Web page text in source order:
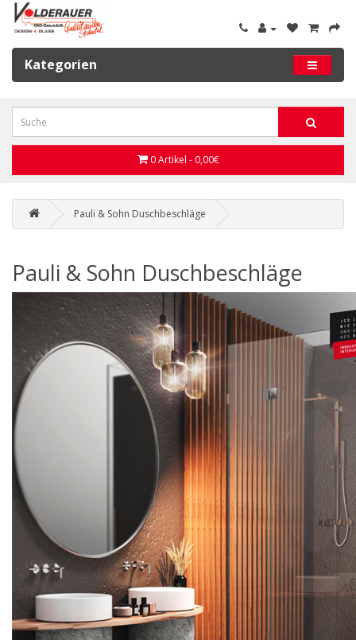
Kategorien
0 Artikel - 0,00€
Pauli & Sohn Duschbeschläge
Pauli & Sohn Duschbeschläge